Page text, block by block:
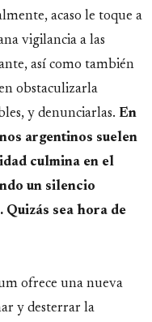
acaso le toque a
vigilancia a las
así como también
obstaculizarla
y denunciarlas. En
argentinos suelen
culmina en el
un silencio
sea hora de
ofrece una nueva
y desterrar la